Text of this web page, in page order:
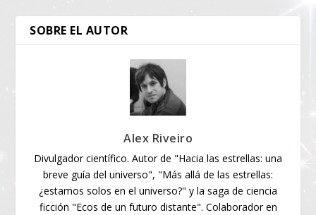
SOBRE EL AUTOR
Alex Riveiro
Divulgador científico. Autor de "Hacia las estrellas: una
breve guía del universo", "Más allá de las estrellas:
¿estamos solos en el universo?" y la saga de ciencia
ficción "Ecos de un futuro distante". Colaborador en